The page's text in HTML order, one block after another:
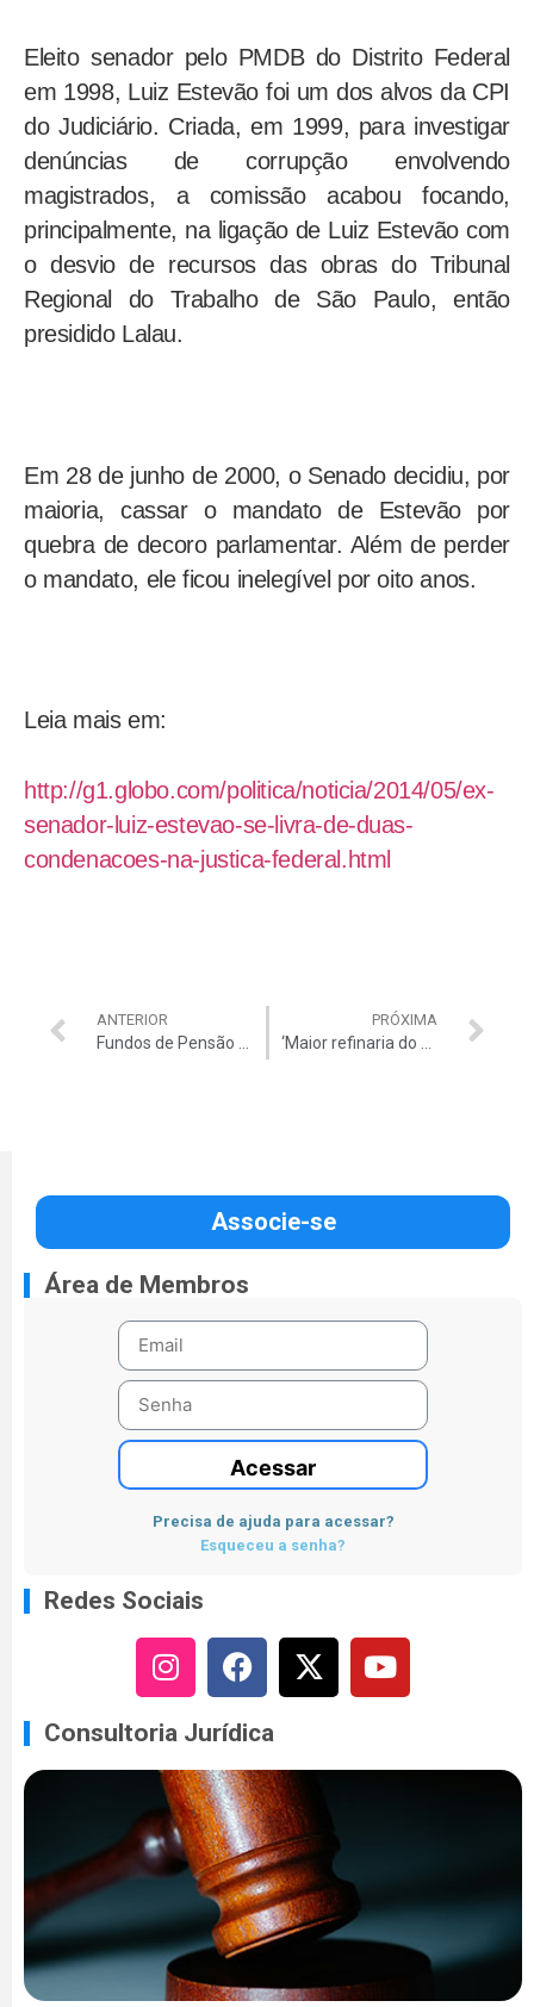
Eleito senador pelo PMDB do Distrito Federal
em 1998, Luiz Estevão foi um dos alvos da CPI
do Judiciário. Criada, em 1999, para investigar
denúncias de corrupção envolvendo
magistrados, a comissão acabou focando,
principalmente, na ligação de Luiz Estevão com
o desvio de recursos das obras do Tribunal
Regional do Trabalho de São Paulo, então
presidido Lalau.
Em 28 de junho de 2000, o Senado decidiu, por
maioria, cassar o mandato de Estevão por
quebra de decoro parlamentar. Além de perder
o mandato, ele ficou inelegível por oito anos.
Leia mais em:
http://g1.globo.com/politica/noticia/2014/05/ex-
senador-luiz-estevao-se-livra-de-duas-
condenacoes-na-justica-federal.html
ANTERIOR PRÓXIMA
Associe-se
Área de Membros
Acessar
Precisa de ajuda para acessar?
Esqueceu a senha?
Redes Sociais
Consultoria Jurídica